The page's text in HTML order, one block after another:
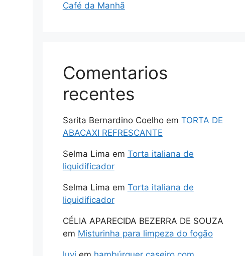
Café da Manhã
Comentarios
recentes
Sarita Bernardino Coelhoem TORTA DE
ABACAXI REFRESCANTE
Selma Lima em Torta italiana de
liquidificador
Selma Lima em Torta italiana de
liquidificador
CÉLIA APARECIDA BEZERRA DE SOUZA
em Misturinha para limpeza do fogão